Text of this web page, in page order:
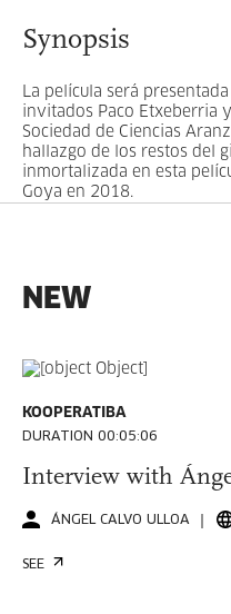
Synopsis
La película será
invitados Paco Etxeberria
Sociedad de Ciencias
hallazgo de los restos del
inmortalizada en esta
Goya en 2018.
NEW
KOOPERATIBA
DURATION 00:05:06
Interview with
ÁNGEL CALVO ULLOA
SEE